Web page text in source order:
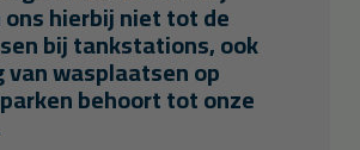
hierbij niet tot de
bij tankstations, ook
van wasplaatsen op
behoort tot onze